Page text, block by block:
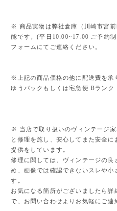
※ 商品実物は弊社倉庫（川崎市宮
能です。(平日10:00~17:00 ご予約
フォームにてご連絡ください。
※上記の商品価格の他に配送費を承
ゆうパックもしくは宅急便 Bランク
※ 当店で取り扱いのヴィンテージ
と修理を施し、安心してまた安全
提供をしています。
修理に関しては、ヴィンテージの良
め、画像では確認できないスレや小
す。
お気になる箇所がございましたら
で、お問い合わせよりお気軽にご連